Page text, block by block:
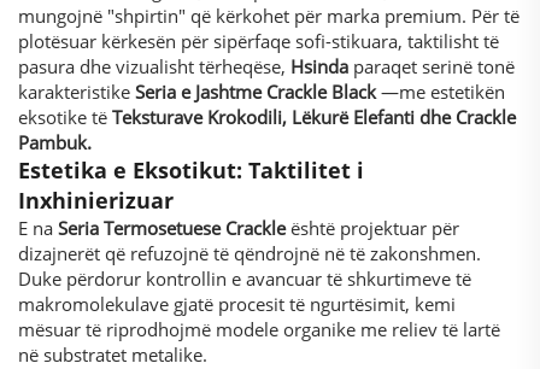
mungojnë "shpirtin" që kërkohet për marka premium. Për të
plotësuar kërkesën për sipërfaqe sofi-stikuara, taktilisht të
pasura dhe vizualisht tërheqëse, Hsinda paraqet serinë tonë
karakteristike Seria e Jashtme Crackle Black—me estetikën
eksotike të Teksturave Krokodili, Lëkurë Elefanti dhe Crackle
Pambuk.
Estetika e Eksotikut: Taktilitet i
Inxhinierizuar
E na Seria Termosetuese Crackleështë projektuar për
dizajnerët që refuzojnë të qëndrojnë në të zakonshmen.
Duke përdorur kontrollin e avancuar të shkurtimeve të
makromolekulave gjatë procesit të ngurtësimit, kemi
mësuar të riprodhojmë modele organike me reliev të lartë
në substratet metalike.